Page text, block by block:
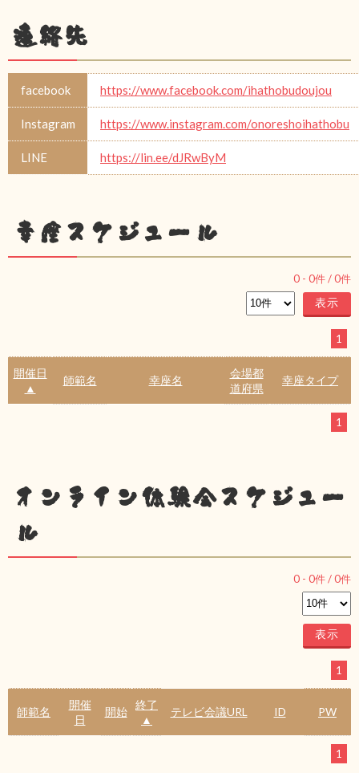
連絡先
facebook https://www.facebook.com/ihathobudoujou
Instagram https://www.instagram.com/onoreshoihathobu
LINE https://lin.ee/dJRwByM
幸座スケジュール
0 - 0件 /0件
1
開催日
▲
師範名 幸座名
会場都
道府県
幸座タイプ
1
オンライン体験会スケジュー
ル
0 - 0件 /0件
1
師範名
開催
日
開始
終了
▲
テレビ会議URL ID PW
1